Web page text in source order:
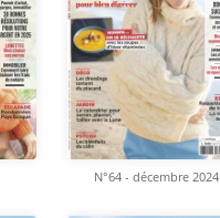
N°64 - décembre 2024